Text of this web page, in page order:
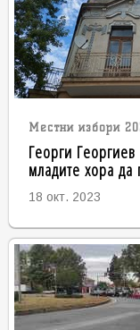
Местни избори
Георги
младите хора да
18 окт. 2023